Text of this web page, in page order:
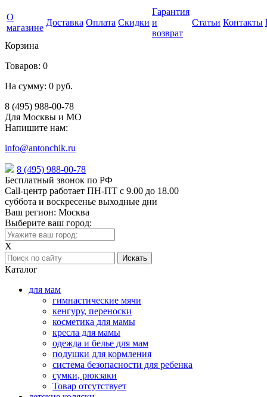
О
магазине
Доставка Оплата Скидки
Гарантия
и
возврат
Статьи Контакты
Корзина
Товаров: 0
На сумму: 0 руб.
8 (495) 988-00-78
Для Москвы и МО
Напишите нам:
info@antonchik.ru
8 (495) 988-00-78
Бесплатный звонок по РФ
Call-центр работает ПН-ПТ с 9.00 до 18.00
суббота и воскресенье выходные дни
Ваш регион: Москва
Выберите ваш город:
X
Каталог
для мам
гимнастические мячи
кенгуру, переноски
косметика для мамы
кресла для мамы
одежда и белье для мам
подушки для кормления
система безопасности для ребенка
сумки, рюкзаки
Товар отсутствует